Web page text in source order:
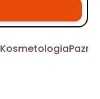
Kosmetologia